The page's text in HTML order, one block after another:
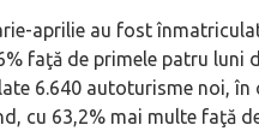
aprilie au fost
faţă de primele patru luni
6.640 autoturisme noi, în
cu 63,2% mai multe faţă
dată
Rally
Pentru cine știe ceva
Blackbird va suna ca
altfel!